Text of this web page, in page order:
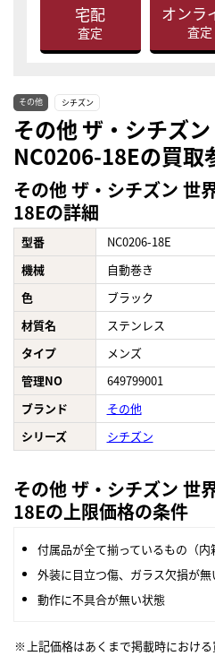
宅配
査定
オンラ
査定
その他 シチズン
その他 ザ・シチズ
NC0206-18Eの買取
その他 ザ・シチズン 世
18Eの詳細
型番
NC0206-18E
機械
自動巻き
色
ブラック
材質名
ステンレス
タイプ
メンズ
管理NO
649799001
ブランド
その他
シリーズ
シチズン
その他 ザ・シチズン 世
18Eの上限価格の条件
付属品が全て揃っているもの（内
外装に目立つ傷、ガラス欠損が無
動作に不具合が無い状態
上記価格はあくまで掲載時におけ